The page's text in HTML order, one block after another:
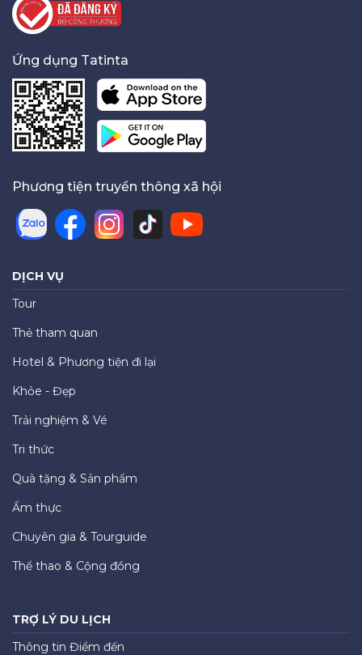
Ứng dụng Tatinta
Phương tiện truyền thông xã hội
DỊCH VỤ
Tour
Thẻ tham quan
Hotel & Phương tiện đi lại
Khỏe - Đẹp
Trải nghiệm & Vé
Tri thức
Quà tặng & Sản phẩm
Ẩm thực
Chuyên gia & Tourguide
Thể thao & Cộng đồng
TRỢ LÝ DU LỊCH
Thông tin Điểm đến